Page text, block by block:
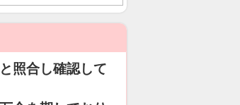
照合し確認して